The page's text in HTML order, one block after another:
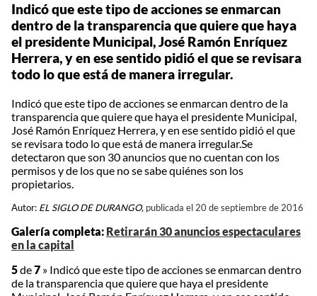
Indicó que este tipo de acciones se enmarcan
dentro de la transparencia que quiere que haya
el presidente Municipal, José Ramón Enríquez
Herrera, y en ese sentido pidió el que se revisara
todo lo que está de manera irregular.
Indicó que este tipo de acciones se enmarcan dentro de la
transparencia que quiere que haya el presidente Municipal,
José Ramón Enríquez Herrera, y en ese sentido pidió el que
se revisara todo lo que está de manera irregular.Se
detectaron que son 30 anuncios que no cuentan con los
permisos y de los que no se sabe quiénes son los
propietarios.
Autor: EL SIGLO DE DURANGO, publicada el 20 de septiembre de 2016
Galería completa: Retirarán 30 anuncios espectaculares
en la capital
5de7 » Indicó que este tipo de acciones se enmarcan dentro
de la transparencia que quiere que haya el presidente